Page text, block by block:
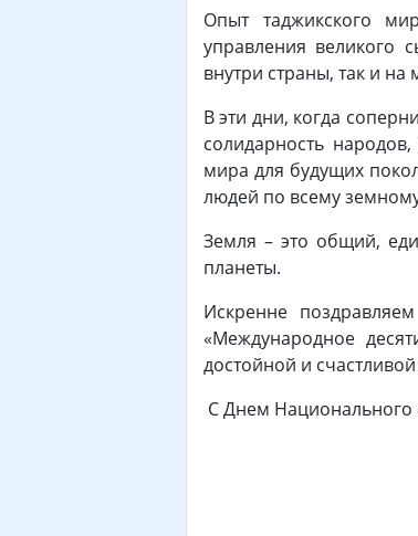
Опыт таджикского
управления великого
внутри страны, так и
В эти дни, когда
солидарность
мира для будущих
людей по всему
Земля – это общий,
планеты.
Искренне
«Международное
достойной и
С Днем Национального